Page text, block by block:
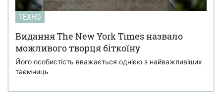
ТЕХНО
Видання The New York Times назвало
можливого творця біткоїну
Його особистість вважається однією з найважливіших
таємниць